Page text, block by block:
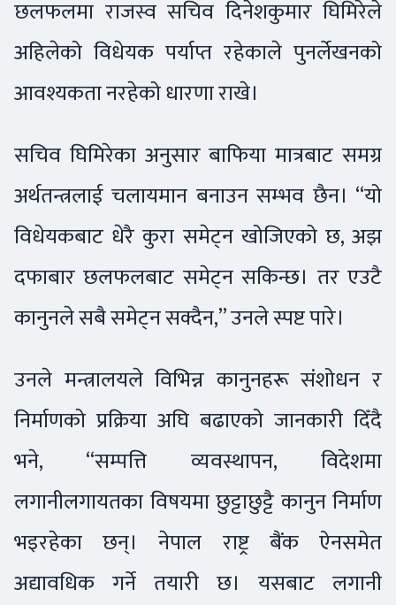
छलफलमा राजस्व सचिव दिनेशकुमार घिमिरेले
अहिलेको विधेयक पर्याप्त रहेकाले पुनर्लेखनको
आवश्यकता नरहेको धारणा राखे।
सचिव घिमिरेका अनुसार बाफिया मात्रबाट समग्र
अर्थतन्त्रलाई चलायमान बनाउन सम्भव छैन। “यो
विधेयकबाट धेरै कुरा समेट्न खोजिएको छ, अझ
दफाबार छलफलबाट समेट्न सकिन्छ। तर एउटै
कानुनले सबै समेट्न सक्दैन,” उनले स्पष्ट पारे।
उनले मन्त्रालयले विभिन्न कानुनहरू संशोधन र
निर्माणको प्रक्रिया अघि बढाएको जानकारी दिँदै
भने, “सम्पत्ति व्यवस्थापन, विदेशमा
लगानीलगायतका विषयमा छुट्टाछुट्टै कानुन निर्माण
भइरहेका छन्। नेपाल राष्ट्र बैंक ऐनसमेत
अद्यावधिक गर्ने तयारी छ। यसबाट लगानी